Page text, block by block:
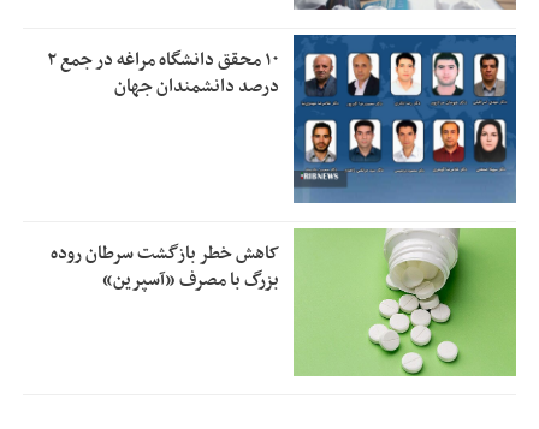
۱۰ محقق دانشگاه مراغه در جمع ۲
درصد دانشمندان جهان
کاهش خطر بازگشت سرطان روده
بزرگ با مصرف «آسپرین»